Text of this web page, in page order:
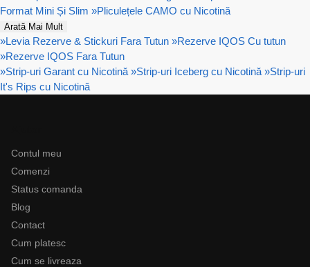
Format Mini Și Slim »Pliculețele CAMO cu Nicotină
Arată Mai Mult
»Levia Rezerve & Stickuri Fara Tutun »Rezerve IQOS Cu tutun
»Rezerve IQOS Fara Tutun
»Strip-uri Garant cu Nicotină »Strip-uri Iceberg cu Nicotină »Strip-uri
It's Rips cu Nicotină
Contul meu
Comenzi
Status comanda
Blog
Contact
Cum platesc
Cum se livreaza